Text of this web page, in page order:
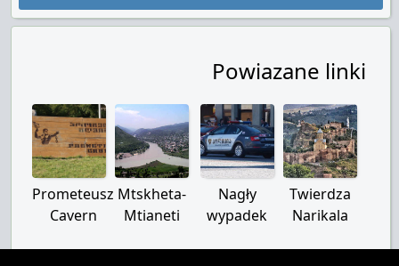
Powiazane linki
Prometeusz
Cavern
Mtskheta-
Mtianeti
Nagły
wypadek
Twierdza
Narikala